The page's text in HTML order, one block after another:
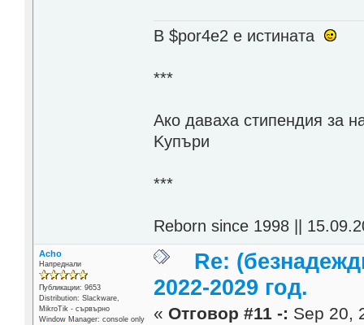
В $por4e2 e истината
***
Aко даваха стипендия за
Kупъри
***
Reborn since 1998 ||
Acho
Напреднали
Публикации: 9653
Distribution: Slackware,
MikroTik - сървърно
Window Manager: console only
Re:
2022-2029 год.
« Отговор #11 -: Sep 20,